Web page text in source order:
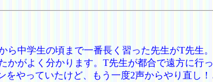
中学生の頃まで一番長く習った先生がT先生
がよく分かります。T先生が都合で遠方に行
やっていたけど、もう一度2声からやり直し